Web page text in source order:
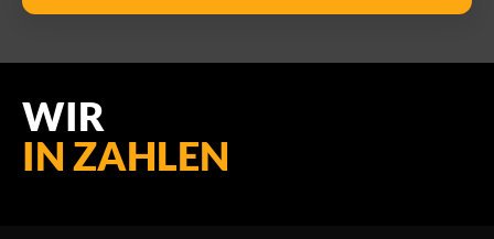
WIR
IN ZAHLEN